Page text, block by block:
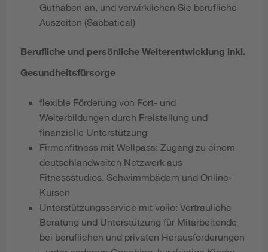
Guthaben an, und verwirklichen Sie berufliche
Auszeiten (Sabbatical)
Berufliche und persönliche Weiterentwicklung inkl.
Gesundheitsfürsorge
flexible Förderung von Fort- und
Weiterbildungen durch Freistellung und
finanzielle Unterstützung
Firmenfitness mit Wellpass: Zugang zu einem
deutschlandweiten Netzwerk aus
Fitnessstudios, Schwimmbädern und Online-
Kursen
Unterstützungsservice mit voiio: Vertrauliche
Beratung und Unterstützung für Mitarbeitende
bei beruflichen und privaten Herausforderungen